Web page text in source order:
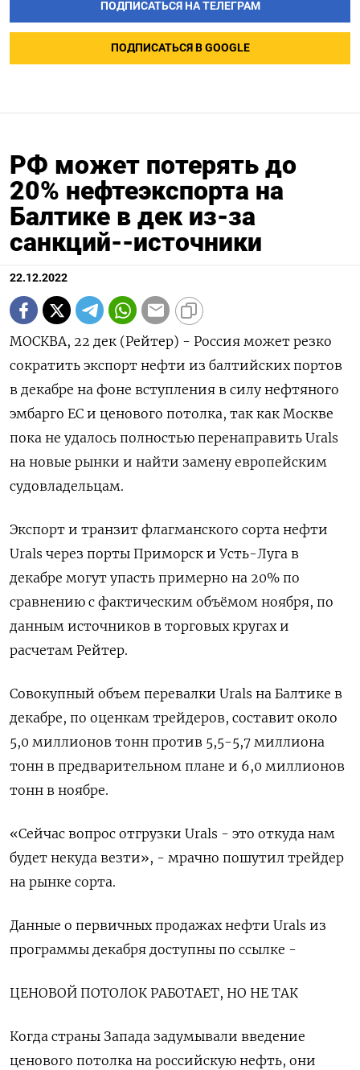
ПОДПИСАТЬСЯ НА ТЕЛЕГРАМ
ПОДПИСАТЬСЯ В GOOGLE
РФ может потерять до
20% нефтеэкспорта на
Балтике в дек из-за
санкций--источники
22.12.2022
МОСКВА, 22 дек (Рейтер) - Россия может резко
сократить экспорт нефти из балтийских портов
в декабре на фоне вступления в силу нефтяного
эмбарго ЕС и ценового потолка, так как Москве
пока не удалось полностью перенаправить Urals
на новые рынки и найти замену европейским
судовладельцам.
Экспорт и транзит флагманского сорта нефти
Urals через порты Приморск и Усть-Луга в
декабре могут упасть примерно на 20% по
сравнению с фактическим объёмом ноября, по
данным источников в торговых кругах и
расчетам Рейтер.
Совокупный объем перевалки Urals на Балтике в
декабре, по оценкам трейдеров, составит около
5,0 миллионов тонн против 5,5-5,7 миллиона
тонн в предварительном плане и 6,0 миллионов
тонн в ноябре.
«Сейчас вопрос отгрузки Urals - это откуда нам
будет некуда везти», - мрачно пошутил трейдер
на рынке сорта.
Данные о первичных продажах нефти Urals из
программы декабря доступны по ссылке -
ЦЕНОВОЙ ПОТОЛОК РАБОТАЕТ, НО НЕ ТАК
Когда страны Запада задумывали введение
ценового потолка на российскую нефть, они